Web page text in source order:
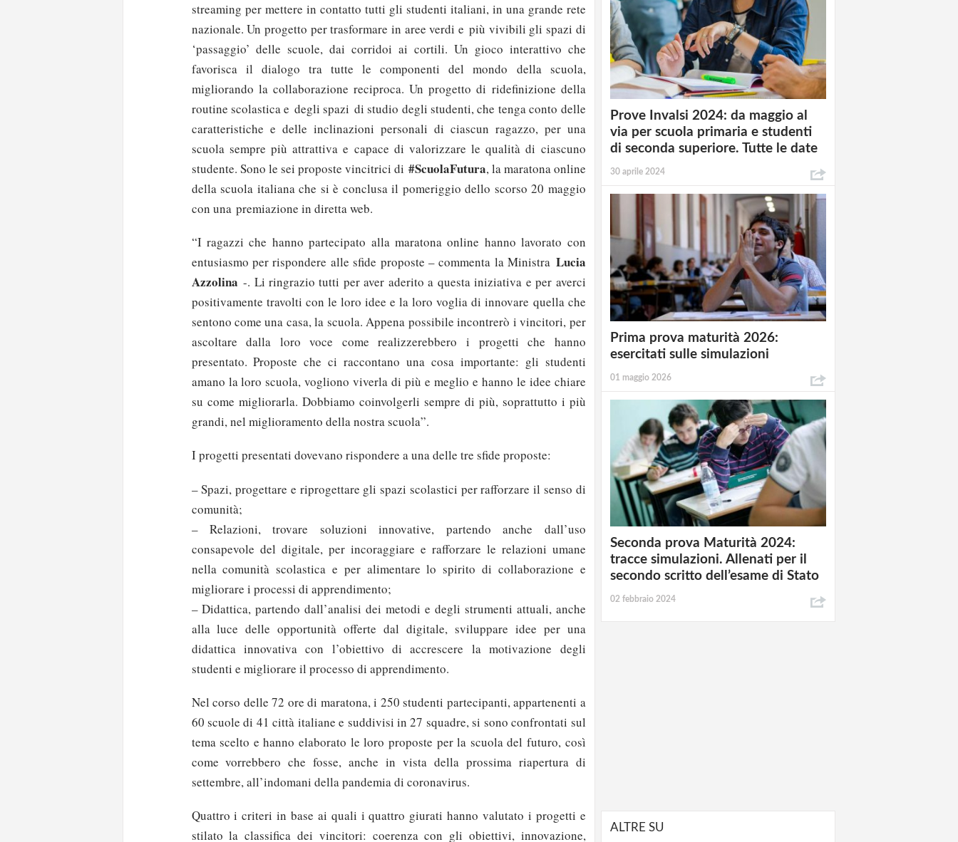
streaming per mettere in contatto tutti gli studenti italiani, in una grande rete
nazionale. Un progetto per trasformare in aree verdi e più vivibili gli spazi di
‘passaggio’ delle scuole, dai corridoi ai cortili. Un gioco interattivo che
favorisca il dialogo tra tutte le componenti del mondo della scuola,
migliorando la collaborazione reciproca. Un progetto di ridefinizione della
routine scolastica e degli spazi di studio degli studenti, che tenga conto delle
caratteristiche e delle inclinazioni personali di ciascun ragazzo, per una
scuola sempre più attrattiva e capace di valorizzare le qualità di ciascuno
studente. Sono le sei proposte vincitrici di #ScuolaFutura, la maratona online
della scuola italiana che si è conclusa il pomeriggio dello scorso 20 maggio
con una premiazione in diretta web.
“I ragazzi che hanno partecipato alla maratona online hanno lavorato con
entusiasmo per rispondere alle sfide proposte – commenta la Ministra Lucia
Azzolina -. Li ringrazio tutti per aver aderito a questa iniziativa e per averci
positivamente travolti con le loro idee e la loro voglia di innovare quella che
sentono come una casa, la scuola. Appena possibile incontrerò i vincitori, per
ascoltare dalla loro voce come realizzerebbero i progetti che hanno
presentato. Proposte che ci raccontano una cosa importante: gli studenti
amano la loro scuola, vogliono viverla di più e meglio e hanno le idee chiare
su come migliorarla. Dobbiamo coinvolgerli sempre di più, soprattutto i più
grandi, nel miglioramento della nostra scuola”.
I progetti presentati dovevano rispondere a una delle tre sfide proposte:
– Spazi, progettare e riprogettare gli spazi scolastici per rafforzare il senso di
comunità;
– Relazioni, trovare soluzioni innovative, partendo anche dall’uso
consapevole del digitale, per incoraggiare e rafforzare le relazioni umane
nella comunità scolastica e per alimentare lo spirito di collaborazione e
migliorare i processi di apprendimento;
– Didattica, partendo dall’analisi dei metodi e degli strumenti attuali, anche
alla luce delle opportunità offerte dal digitale, sviluppare idee per una
didattica innovativa con l’obiettivo di accrescere la motivazione degli
studenti e migliorare il processo di apprendimento.
Nel corso delle 72 ore di maratona, i 250 studenti partecipanti, appartenenti a
60 scuole di 41 città italiane e suddivisi in 27 squadre, si sono confrontati sul
tema scelto e hanno elaborato le loro proposte per la scuola del futuro, così
come vorrebbero che fosse, anche in vista della prossima riapertura di
settembre, all’indomani della pandemia di coronavirus.
Quattro i criteri in base ai quali i quattro giurati hanno valutato i progetti e
stilato la classifica dei vincitori: coerenza con gli obiettivi, innovazione,
Prove Invalsi 2024: da maggio al
via per scuola primaria e studenti
di seconda superiore. Tutte le date
30 aprile 2024
Prima prova maturità 2026:
esercitati sulle simulazioni
01 maggio 2026
Seconda prova Maturità 2024:
tracce simulazioni. Allenati per il
secondo scritto dell’esame di Stato
02 febbraio 2024
ALTRE SU